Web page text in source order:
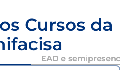
Cursos da
EAD e semipresencial